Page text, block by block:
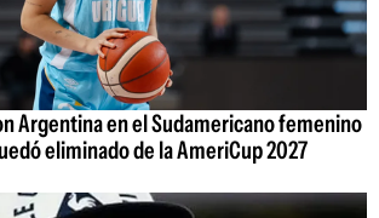
Argentina en el Sudamericano femenino
eliminado de la AmeriCup 2027